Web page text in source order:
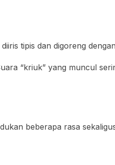
tipis dan digoreng
“kriuk” yang muncul
beberapa rasa